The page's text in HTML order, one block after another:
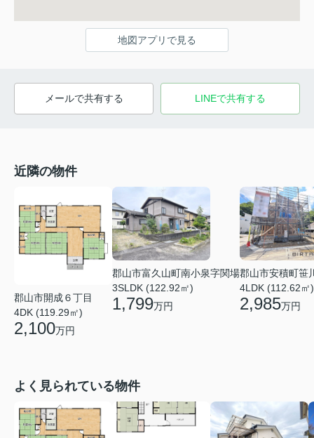
地図アプリで見る
メールで共有する LINEで共有する
近隣の物件
郡山市開成６丁目
4DK (119.29㎡)
2,100万円
郡山市富久山町南小泉字関場
3SLDK (122.92㎡)
1,799万円
郡山市安積町笹
4LDK (112.62㎡)
2,985万円
よく見られている物件